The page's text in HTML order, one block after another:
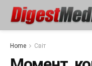
Home Світ